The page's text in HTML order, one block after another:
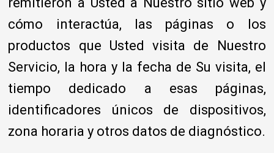
cómo interactúa, las páginas o los
productos que Usted visita de Nuestro
Servicio, la hora y la fecha de Su visita, el
tiempo dedicado a esas páginas,
identificadores únicos de dispositivos,
zona horaria y otros datos de diagnóstico.